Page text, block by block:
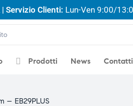
Servizio Clienti: Lun-Ven 9:00/
Prodotti News Contatti
– EB29PLUS